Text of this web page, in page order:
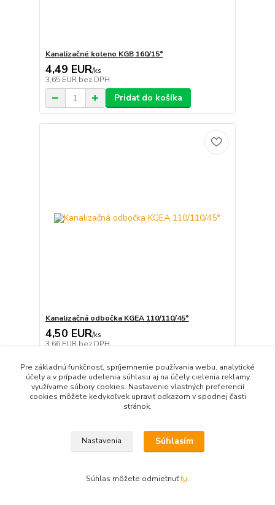
Kanalizačné koleno KGB 160/15°
4,49 EUR/ks
3,65 EUR bez DPH
Pridať do košíka
Kanalizačná odbočka KGEA 110/110/45°
4,50 EUR/ks
3,66 EURbez DPH
Pridať do košíka
Pre základnú funkčnosť, spríjemnenie používania webu, analytické
účely a v prípade udelenia súhlasu aj na účely cielenia reklamy
využívame súbory cookies. Nastavenie vlastných preferencií
cookies môžete kedykoľvek upraviť odkazom v spodnej časti
stránok.
Nastavenia Súhlasím
Súhlas môžete odmietnuťtu.